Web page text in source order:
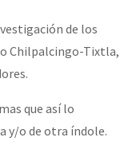
de los
Chilpalcingo-Tixtla,
que así lo
y/o de otra índole.